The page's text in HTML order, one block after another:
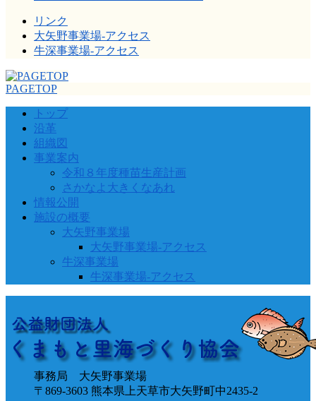
リンク
大矢野事業場-アクセス
牛深事業場-アクセス
PAGETOP
トップ
沿革
組織図
事業案内
令和８年度種苗生産計画
さかなよ大きくなあれ
情報公開
施設の概要
大矢野事業場
大矢野事業場-アクセス
牛深事業場
牛深事業場-アクセス
事務局 大矢野事業場
〒869-3603 熊本県上天草市大矢野町中2435-2